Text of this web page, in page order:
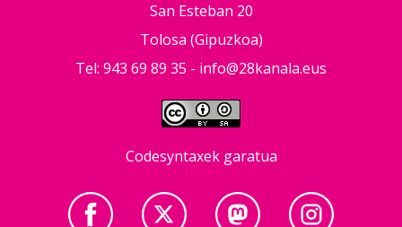
San Esteban 20
Tolosa (Gipuzkoa)
Tel: 943 69 89 35 - info@28kanala.eus
Codesyntaxek garatua